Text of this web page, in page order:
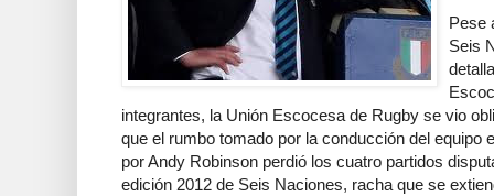
Pese
Seis
integrantes, la Unión Escocesa de Rugby se vio
que el rumbo tomado por la conducción del equipo
por Andy Robinson perdió los cuatro partidos
edición 2012 de Seis Naciones, racha que se